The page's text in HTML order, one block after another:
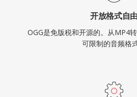
开放格式自由
OGG是免版税和开源的。从MP4
可限制的音频格式